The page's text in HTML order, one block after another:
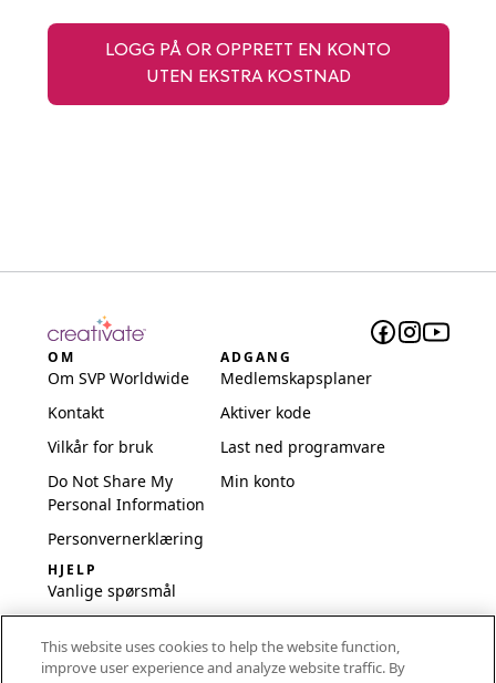
LOGG PÅ OR OPPRETT EN KONTO
UTEN EKSTRA KOSTNAD
OM
Om SVP Worldwide
Kontakt
Vilkår for bruk
Do Not Share My
Personal Information
Personvernerklæring
ADGANG
Medlemskapsplaner
Aktiver kode
Last ned programvare
Min konto
HJELP
Vanlige spørsmål
oppsett
This website uses cookies to help the website function,
improve user experience and analyze website traffic. By